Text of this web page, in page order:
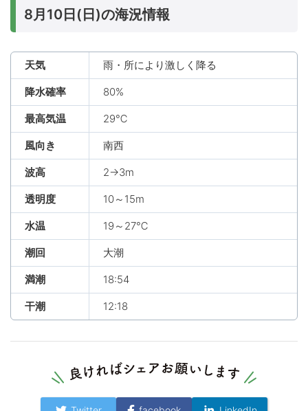
8月10日(日)の海況情報
天気 雨・所により激しく降る
降水確率 80%
最高気温 29℃
風向き 南西
波高 2→3m
透明度 10～15m
水温 19～27℃
潮回 大潮
満潮 18:54
干潮 12:18